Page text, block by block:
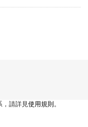
，請詳見使用規則 。